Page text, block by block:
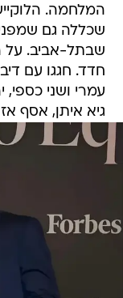
המלחמה.
שכללה גם
שבתל-אביב. על
חדד. חגגו עם
עמרי ושני כספי,
גיא איתן, אסף